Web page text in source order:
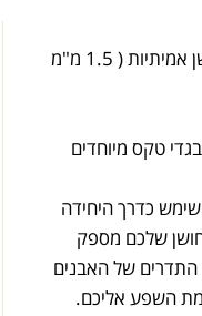
תליון כסף וזהב , משובץ 12 אבני החושן אמיתיות ( 1.5 מ"מ
טקס מיוחדים
כדרך היחידה
שלכם מספק
של האבנים
השפע אליכם.